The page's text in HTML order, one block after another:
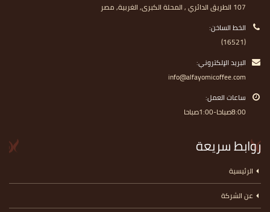
107 الطريق الدائري , المحلة الكبرى, الغربية, مصر
الخط الساخن:
(16521)
البريد الإلكتروني:
info@alfayomicoffee.com
ساعات العمل:
8:00صباحا-1:00صباحا
روابط سريعة
الرئيسية
عن الشركة